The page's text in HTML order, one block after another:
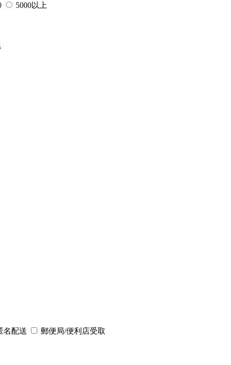
5000以上
名配送 郵便局/便利店受取